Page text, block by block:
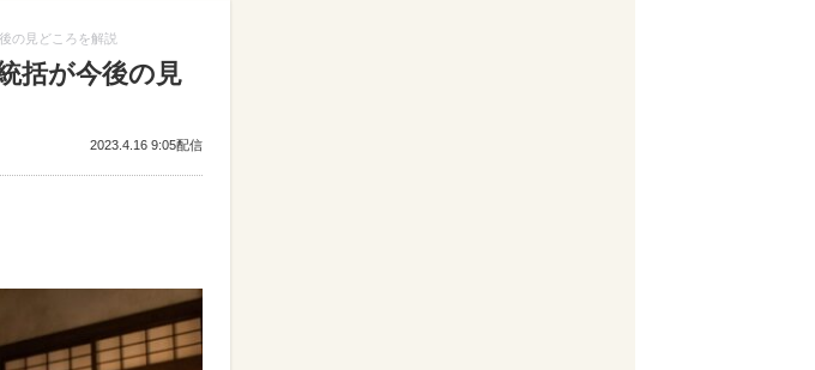
の見どころを解説
括が今後の見
2023.4.16 9:05配信